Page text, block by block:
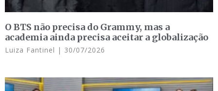
O BTS não precisa do Grammy, mas a
academia ainda precisa aceitar a globalização
Luiza Fantinel 30/07/2026